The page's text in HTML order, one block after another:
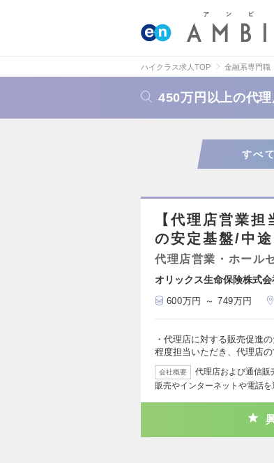
ハイクラス求人TOP 金融系専門職
450万円以上の代
すべて
【代理店営業
の安定基盤/中
代理店営業・ホール
オリックス生命保険株式会
600万円 ～ 749万円
・代理店に対する販売促進
程度担当いただき、代理店
会社概要
代理店および通信販
販売やインターネットや電話